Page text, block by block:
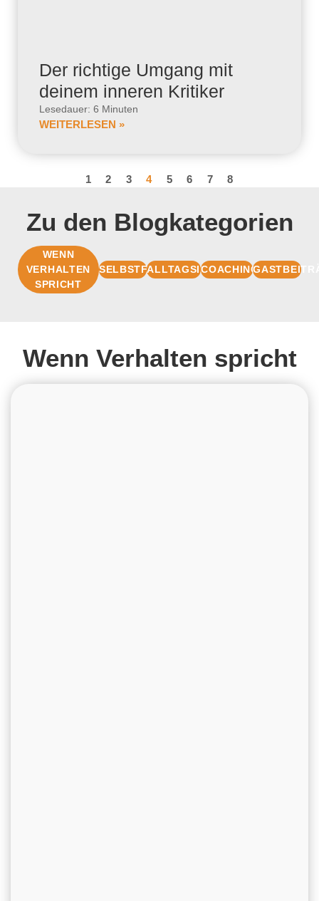
Der richtige Umgang mit
deinem inneren Kritiker
Lesedauer: 6 Minuten
WEITERLESEN »
1 2 3 4 5 6 7 8
Zu den Blogkategorien
WENN
VERHALTEN
SPRICHT
SELBSTFÜHRUNGALLTAGSIMPULSECOACHINGBASIS
Wenn Verhalten spricht